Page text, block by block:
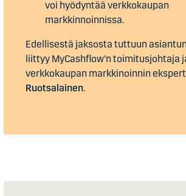
voi hyödyntää verkkokaupan
markkinnoinnissa.
Edellisestä jaksosta tuttuun
liittyy MyCashflow'n toimitusjohtaja
verkkokaupan markkinoinnin
Ruotsalainen.